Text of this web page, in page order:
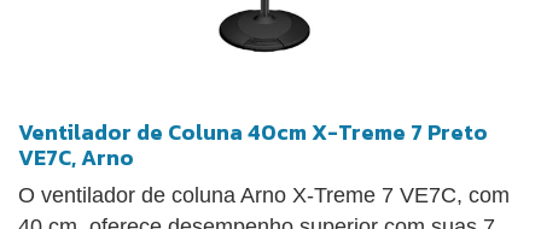
Ventilador de Coluna 40cm X-Treme 7 Preto
VE7C, Arno
O ventilador de coluna Arno X-Treme 7 VE7C, com